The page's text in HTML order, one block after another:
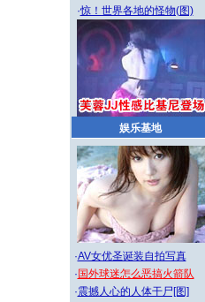
·惊！世界各地的怪物(图)
娱乐基地
·AV女优圣诞装自拍写真
· 国外球迷怎么恶搞火箭队
·震撼人心的人体干尸[图]